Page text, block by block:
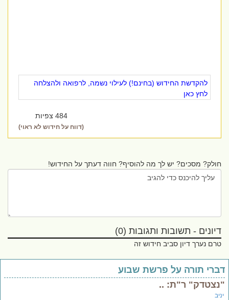
להקדשת החידוש (בחינם!) לעילוי נשמה, לרפואה ולהצלחה
לחץ כאן
484 צפיות
(דווח על חידוש לא ראוי)
חולק? מסכים? יש לך מה להוסיף? חווה דעתך על החידוש!
דיונים - תשובות ותגובות (0)
טרם נערך דיון סביב חידוש זה
תורה על פרשת שבוע
ר"ת: ..